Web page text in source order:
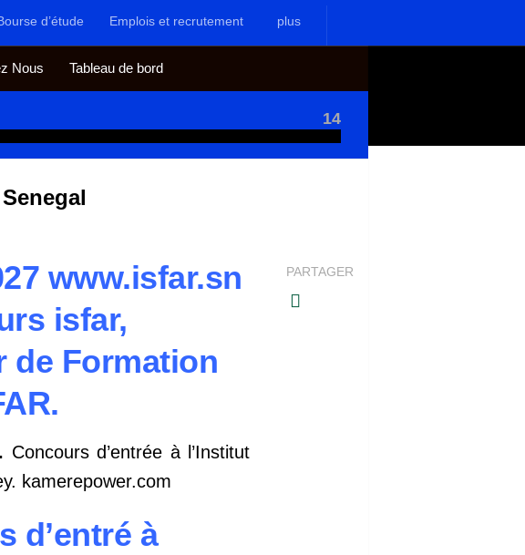
d’étude Emplois et recrutement plus
Nous Tableau de bord
14
www.isfar.sn
isfar,
de Formation
Concours d’entrée à l’Institut
kamerepower.com
d’entré à
PARTAGER